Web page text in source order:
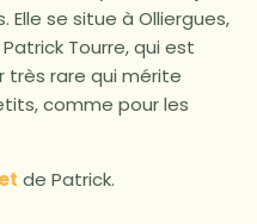
se situe à Olliergues,
Tourre, qui est
très rare qui mérite
comme pour les
de Patrick.